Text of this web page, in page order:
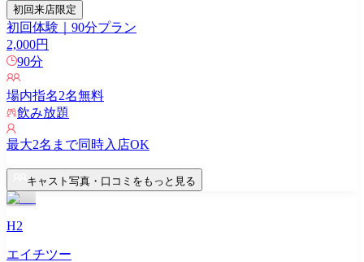
初回来店限定
初回体験｜90分プラン
2,000円
90分
場内指名2名無料
飲み放題
最大2名まで同時入店OK
キャスト写真・口コミをもっと見る
H2
エイチツー